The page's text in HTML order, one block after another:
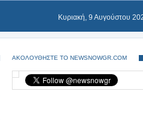
Κυριακή, 9 Αυγούστου
ΑΚΟΛΟΥΘΗΣΤΕ ΤΟ NEWSNOWGR.COM